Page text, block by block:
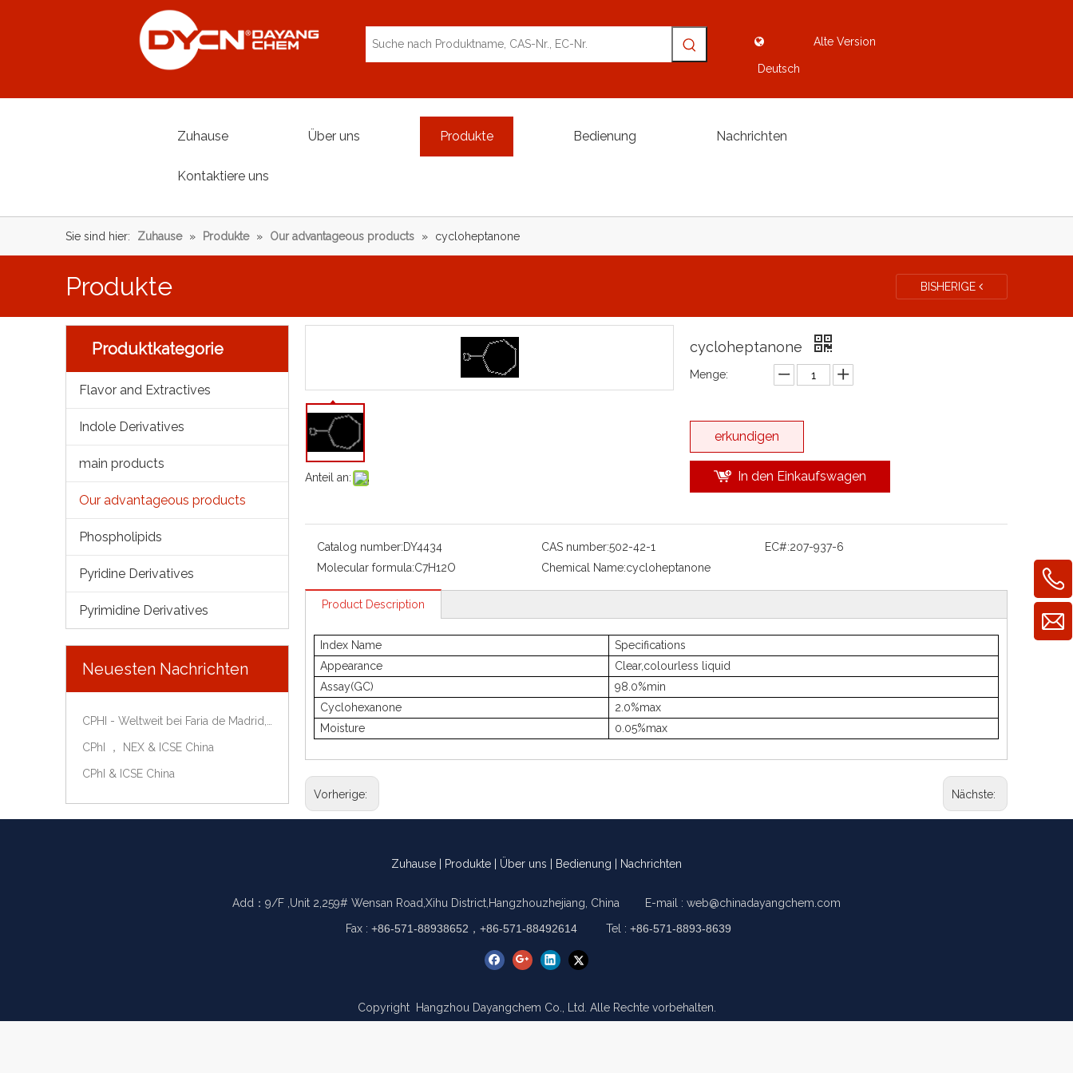
Deutsch
Alte Version
Zuhause Über uns Produkte Bedienung Nachrichten
Kontaktiere uns
Sie sind hier: Zuhause » Produkte » Our advantageous products » cycloheptanone
Produkte BISHERIGE
Produktkategorie
Flavor and Extractives
Indole Derivatives
main products
Our advantageous products
Phospholipids
Pyridine Derivatives
Pyrimidine Derivatives
Neuesten Nachrichten
CPhI ， NEX & ICSE China
CPhI & ICSE China
Anteil an:
cycloheptanone
Menge:
erkundigen
In den Einkaufswagen
Catalog number:DY4434 CAS number:502-42-1 EC#:207-937-6
Molecular formula:C7H12O Chemical Name:cycloheptanone
Product Description
Index Name
Specifications
Appearance
Clear,colourless liquid
Assay(GC)
98.0%min
Cyclohexanone
2.0%max
Moisture
0.05%max
Vorherige: Nächste:
Zuhause Produkte Über uns Bedienung Nachrichten
Add：9/F ,Unit 2,259# Wensan Road,Xihu District,Hangzhouzhejiang, China E-mail : web@chinadayangchem.com
Fax : +86-571-88938652，+86-571-88492614 Tel : +86-571-8893-8639
Copyright Hangzhou Dayangchem Co., Ltd. Alle Rechte vorbehalten.